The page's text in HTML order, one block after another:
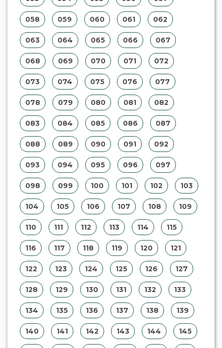
058 059 060 061 062
063 064 065 066 067
068 069 070 071 072
073 074 075 076 077
078 079 080 081 082
083 084 085 086 087
088 089 090 091 092
093 094 095 096 097
098 099 100 101 102 103
104 105 106 107 108 109
110 111 112 113 114 115
116 117 118 119 120 121
122 123 124 125 126 127
128 129 130 131 132 133
134 135 136 137 138 139
140 141 142 143 144 145